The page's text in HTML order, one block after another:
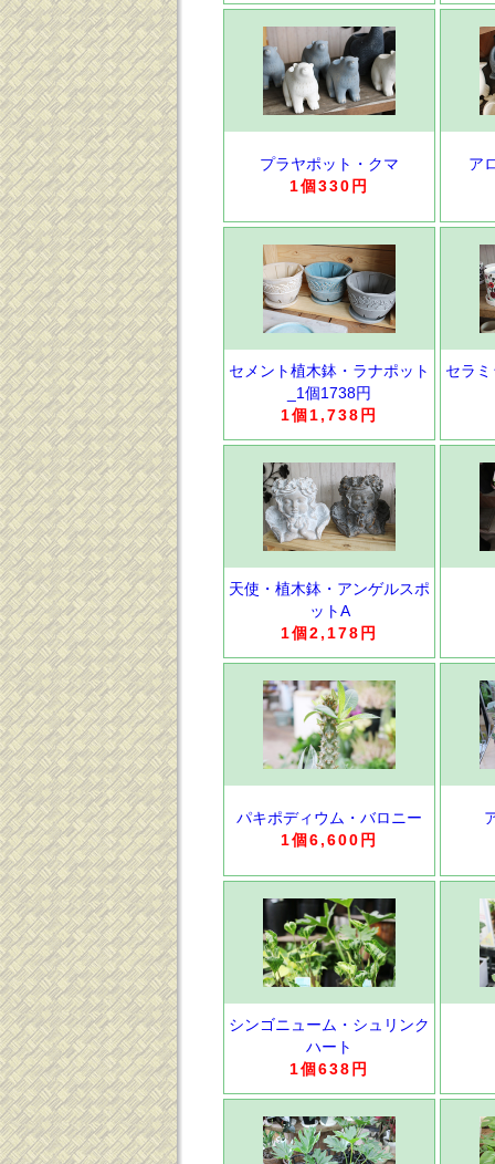
プラヤポット・クマ
1個330円
ア
セメント植木鉢・ラナポット
_1個1738円
1個1,738円
セラ
天使・植木鉢・アンゲルスポ
ットA
1個2,178円
パキポディウム・バロニー
1個6,600円
シンゴニューム・シュリンク
ハート
1個638円